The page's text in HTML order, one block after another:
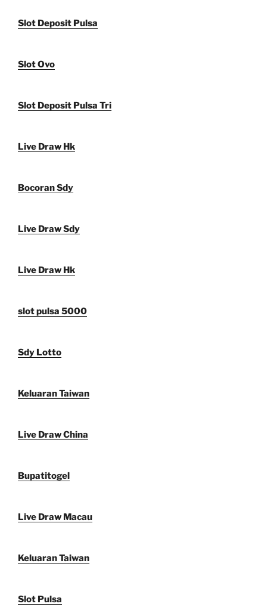
Slot Deposit Pulsa
Slot Ovo
Slot Deposit Pulsa Tri
Live Draw Hk
Bocoran Sdy
Live Draw Sdy
Live Draw Hk
slot pulsa 5000
Sdy Lotto
Keluaran Taiwan
Live Draw China
Bupatitogel
Live Draw Macau
Keluaran Taiwan
Slot Pulsa